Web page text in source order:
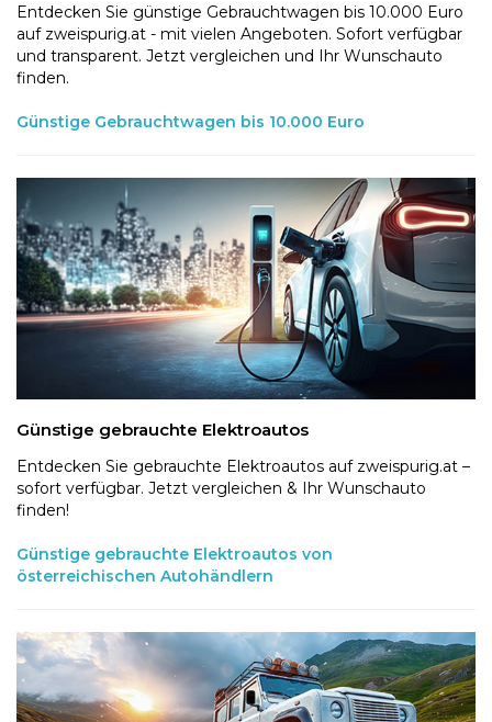
Entdecken Sie günstige Gebrauchtwagen bis 10.000 Euro
auf zweispurig.at - mit vielen Angeboten. Sofort verfügbar
und transparent. Jetzt vergleichen und Ihr Wunschauto
finden.
Günstige Gebrauchtwagen bis 10.000 Euro
Günstige gebrauchte Elektroautos
Entdecken Sie gebrauchte Elektroautos auf zweispurig.at –
sofort verfügbar. Jetzt vergleichen & Ihr Wunschauto
finden!
Günstige gebrauchte Elektroautos von
österreichischen Autohändlern